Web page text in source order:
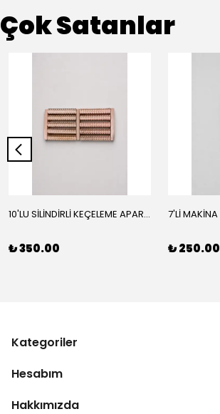
Çok Satanlar
10'LU SİLİNDİRLİ KEÇELEME APARATI
₺ 350.00
7'Lİ MAKİNA
₺ 250.00
Kategoriler
Hesabım
Hakkımızda